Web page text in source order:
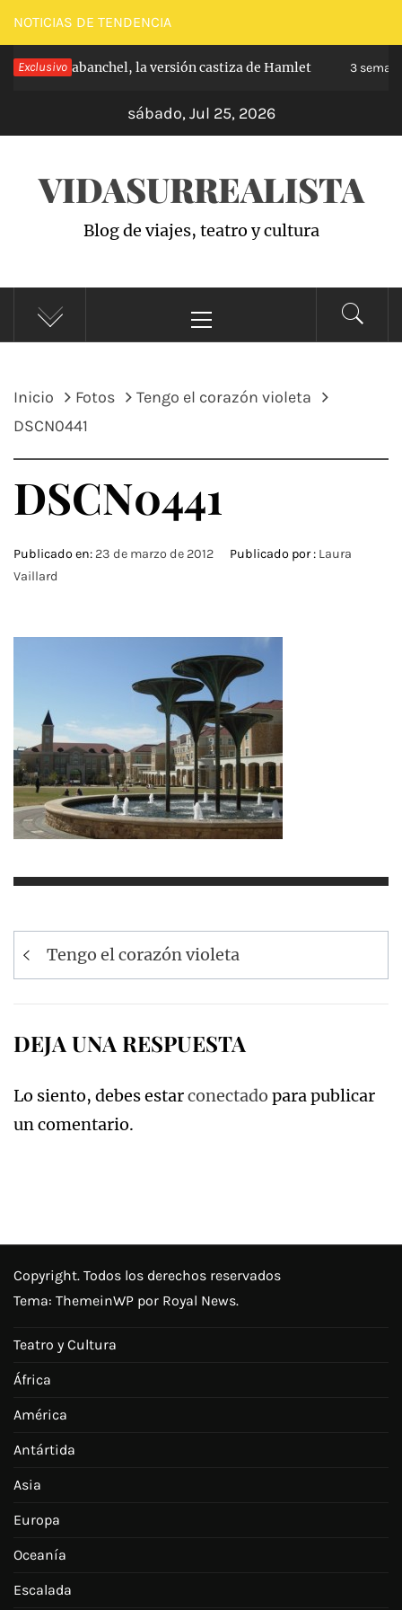
Saltar
al
contenido
NOTICIAS DE TENDENCIA
Exclusivo
de Carabanchel, la versión castiza de Hamlet 3
sábado, Jul 25, 2026
VIDASURREALISTA
Blog de viajes, teatro y cultura
principal
Inicio Fotos
Tengo el corazón violeta
DSCN0441
DSCN0441
Publicado en: 23 de marzo de 2012 Publicado por : Laura
Vaillard
Navegación
de
Tengo el corazón violeta
DEJA UNA RESPUESTA
Lo siento, debes estarconectado para publicar
un comentario.
Copyright. Todos los derechos reservados
Tema: ThemeinWP por Royal News.
Teatro y Cultura
África
América
Antártida
Asia
Europa
Oceanía
Escalada